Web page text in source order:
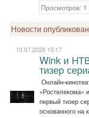
Просмотров: 1
Новости
10.07.2026 15:17
Wink и
тизер
Онлайн-
«Ростелекома»
первый тизер
основанного на